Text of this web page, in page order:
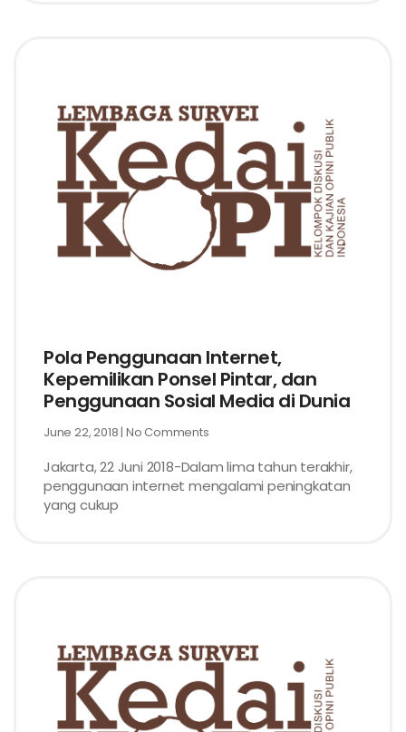
Pola Penggunaan Internet,
Kepemilikan Ponsel Pintar, dan
Penggunaan Sosial Media di Dunia
June 22, 2018 No Comments
Jakarta, 22 Juni 2018-Dalam lima tahun terakhir,
penggunaan internet mengalami peningkatan
yang cukup